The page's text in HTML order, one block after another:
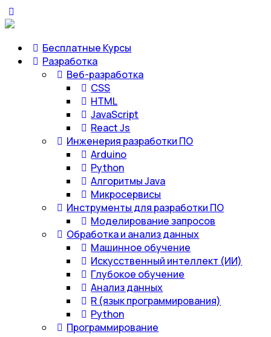
Бесплатные Курсы
Разработка
Веб-разработка
CSS
HTML
JavaScript
React Js
Инженерия разработки ПО
Arduino
Python
Алгоритмы Java
Микросервисы
Инструменты для разработки ПО
Моделирование запросов
Обработка и анализ данных
Машинное обучение
Искусственный интеллект (ИИ)
Глубокое обучение
Анализ данных
R (язык программирования)
Python
Программирование